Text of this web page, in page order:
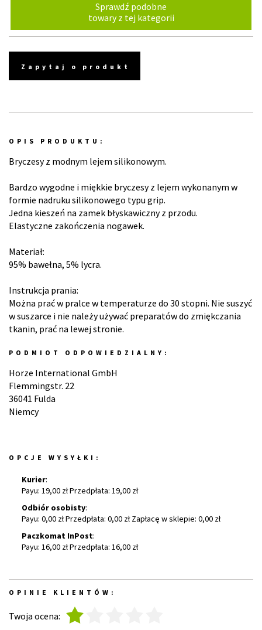
Sprawdź podobne
towary z tej kategorii
Zapytaj o produkt
OPIS PRODUKTU:
Bryczesy z modnym lejem silikonowym.
Bardzo wygodne i miękkie bryczesy z lejem wykonanym w
formie nadruku silikonowego typu grip.
Jedna kieszeń na zamek błyskawiczny z przodu.
Elastyczne zakończenia nogawek.
Materiał:
95% bawełna, 5% lycra.
Instrukcja prania:
Można prać w pralce w temperaturze do 30 stopni. Nie suszyć
w suszarce i nie należy używać preparatów do zmiękczania
tkanin, prać na lewej stronie.
PODMIOT ODPOWIEDZIALNY:
Horze International GmbH
Flemmingstr. 22
36041 Fulda
Niemcy
OPCJE WYSYŁKI:
Kurier:
Payu: 19,00 zł Przedpłata: 19,00 zł
Odbiór osobisty:
Payu: 0,00 zł Przedpłata: 0,00 zł Zapłacę w sklepie: 0,00 zł
Paczkomat InPost:
Payu: 16,00 zł Przedpłata: 16,00 zł
OPINIE KLIENTÓW:
Twoja ocena: